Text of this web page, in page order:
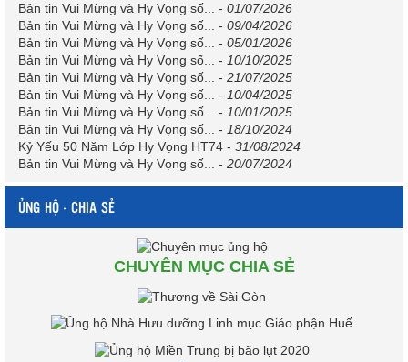
Bản tin Vui Mừng và Hy Vọng số... - 01/07/2026
Bản tin Vui Mừng và Hy Vọng số...
- 09/04/2026
Bản tin Vui Mừng và Hy Vọng số...
- 05/01/2026
Bản tin Vui Mừng và Hy Vọng số...
- 10/10/2025
Bản tin Vui Mừng và Hy Vọng số...
- 21/07/2025
Bản tin Vui Mừng và Hy Vọng số...
- 10/04/2025
Bản tin Vui Mừng và Hy Vọng số...
- 10/01/2025
Bản tin Vui Mừng và Hy Vọng số...
- 18/10/2024
Kỷ Yếu 50 Năm Lớp Hy Vọng HT74 - 31/08/2024
Bản tin Vui Mừng và Hy Vọng số...
- 20/07/2024
ỦNG HỘ - CHIA SẺ
CHUYÊN MỤC CHIA SẺ